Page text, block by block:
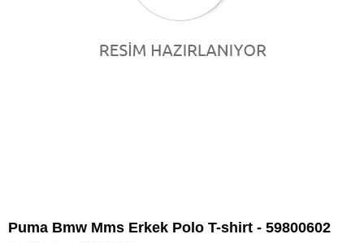
Puma Bmw Mms Erkek Polo T-shirt - 59800602